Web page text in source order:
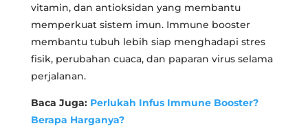
vitamin, dan antioksidan yang membantu
memperkuat sistem imun. Immune booster
membantu tubuh lebih siap menghadapi stres
fisik, perubahan cuaca, dan paparan virus selama
perjalanan.
Baca Juga: Perlukah Infus Immune Booster?
Berapa Harganya?